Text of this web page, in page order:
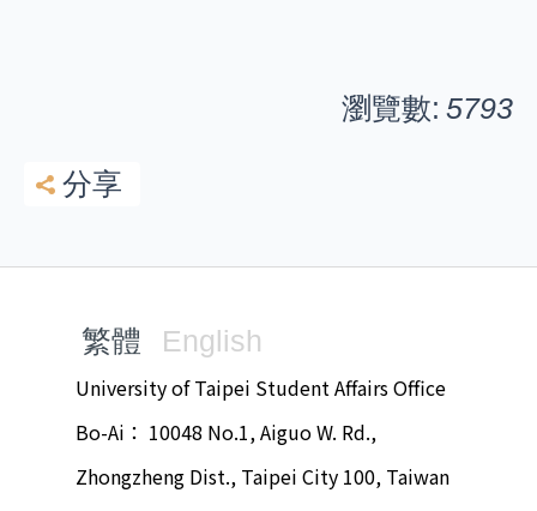
瀏覽數: 5793
分享
繁體 English
University of Taipei Student Affairs Office
Bo-Ai： 10048 No.1, Aiguo W. Rd.,
Zhongzheng Dist., Taipei City 100, Taiwan